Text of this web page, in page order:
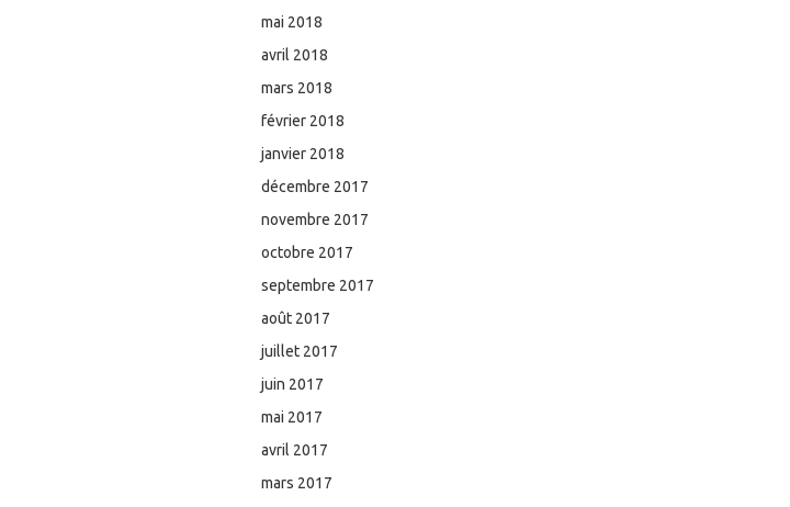
mai 2018
avril 2018
mars 2018
février 2018
janvier 2018
décembre 2017
novembre 2017
octobre 2017
septembre 2017
août 2017
juillet 2017
juin 2017
mai 2017
avril 2017
mars 2017